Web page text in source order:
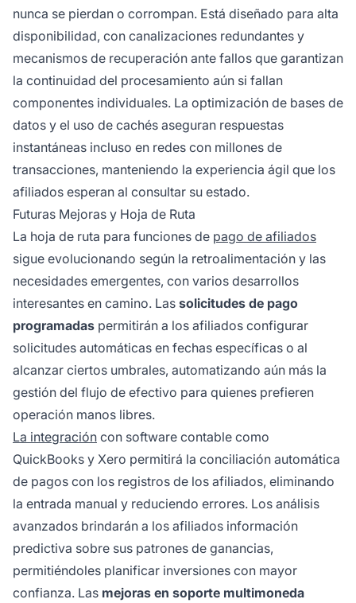
nunca se pierdan o corrompan. Está diseñado para alta
disponibilidad, con canalizaciones redundantes y
mecanismos de recuperación ante fallos que garantizan
la continuidad del procesamiento aún si fallan
componentes individuales. La optimización de bases de
datos y el uso de cachés aseguran respuestas
instantáneas incluso en redes con millones de
transacciones, manteniendo la experiencia ágil que los
afiliados esperan al consultar su estado.
Futuras Mejoras y Hoja de Ruta
La hoja de ruta para funciones de pago de afiliados
sigue evolucionando según la retroalimentación y las
necesidades emergentes, con varios desarrollos
interesantes en camino. Las solicitudes de pago
programadas permitirán a los afiliados configurar
solicitudes automáticas en fechas específicas o al
alcanzar ciertos umbrales, automatizando aún más la
gestión del flujo de efectivo para quienes prefieren
operación manos libres.
La integración con software contable como
QuickBooks y Xero permitirá la conciliación automática
de pagos con los registros de los afiliados, eliminando
la entrada manual y reduciendo errores. Los análisis
avanzados brindarán a los afiliados información
predictiva sobre sus patrones de ganancias,
permitiéndoles planificar inversiones con mayor
confianza. Las mejoras en soporte multimoneda